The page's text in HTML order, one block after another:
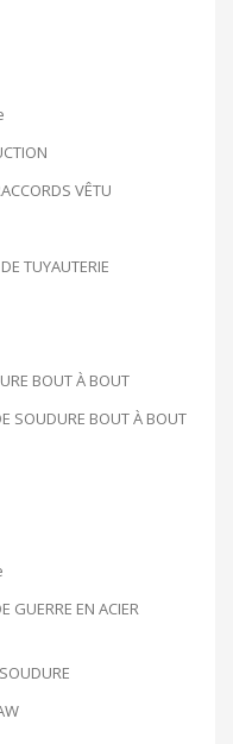
VÊTU
TUYAUTERIE
BOUT À BOUT
SOUDURE BOUT À BOUT
GUERRE EN ACIER